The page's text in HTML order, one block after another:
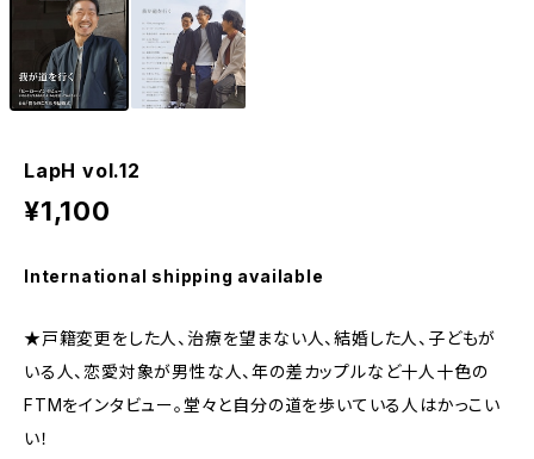
LapH vol.12
¥1,100
International shipping available
★戸籍変更をした人、治療を望まない人、結婚した人、子どもが
いる人、恋愛対象が男性な人、年の差カップルなど十人十色の
FTMをインタビュー。堂々と自分の道を歩いている人はかっこい
い！